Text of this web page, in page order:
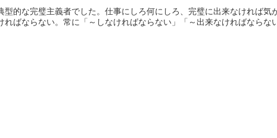
型的な完璧主義者でした。仕事にしろ何にしろ、完璧に出来なければ
ればならない。常に「～しなければならない」「～出来なければならな